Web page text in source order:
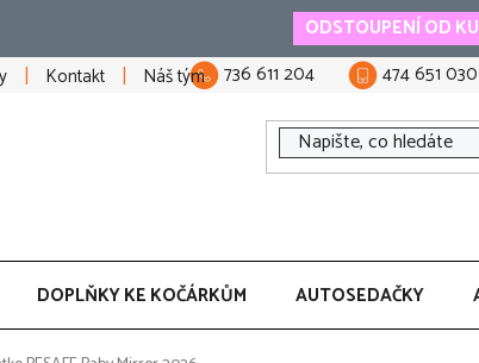
ODSTOUPENÍ OD
Kontakt Náš tým 736 611 204 474 651 030
DOPLŇKY KE KOČÁRKŮM AUTOSEDAČKY